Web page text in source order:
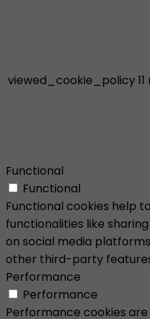
viewed_cookie_policy
Functional
Functional
Functional cookies help
functionalities like
on social media
other third-party
Performance
Performance
Performance cookies